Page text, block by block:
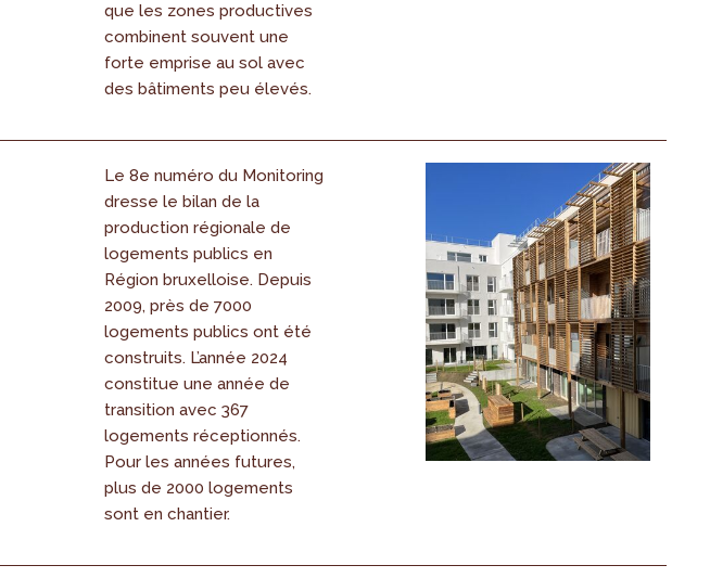
que les zones productives
combinent souvent une
forte emprise au sol avec
des bâtiments peu élevés.
Le 8e numéro du Monitoring
dresse le bilan de la
production régionale de
logements publics en
Région bruxelloise. Depuis
2009, près de 7000
logements publics ont été
construits. L’année 2024
constitue une année de
transition avec 367
logements réceptionnés.
Pour les années futures,
plus de 2000 logements
sont en chantier.